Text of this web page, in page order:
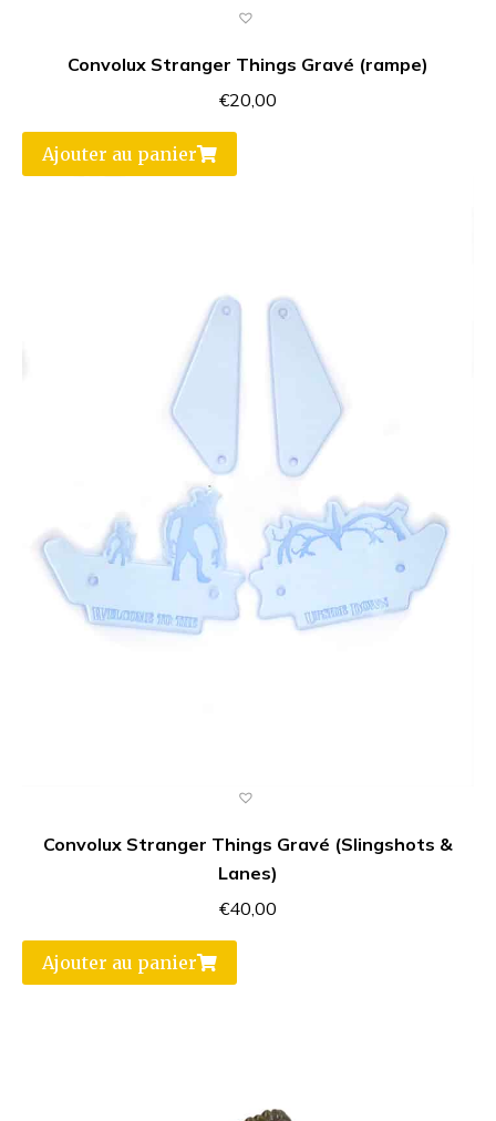
Convolux Stranger Things Gravé (rampe)
€20,00
Ajouter au panier
Convolux Stranger Things Gravé (Slingshots &
Lanes)
€40,00
Ajouter au panier